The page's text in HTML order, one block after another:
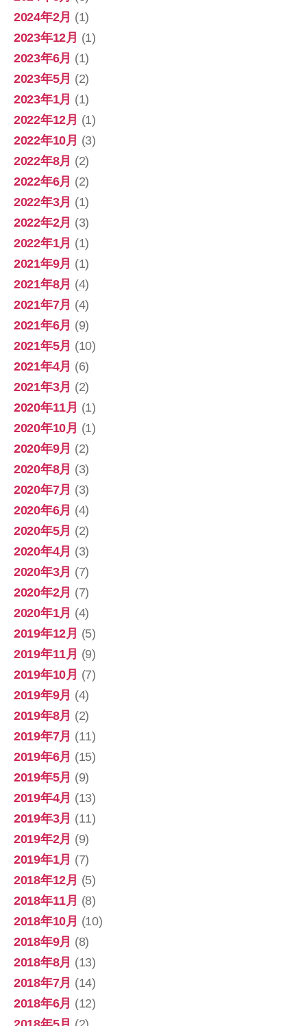
2024年2月 (1)
2023年12月 (1)
2023年6月 (1)
2023年5月 (2)
2023年1月 (1)
2022年12月 (1)
2022年10月 (3)
2022年8月 (2)
2022年6月 (2)
2022年3月 (1)
2022年2月 (3)
2022年1月 (1)
2021年9月 (1)
2021年8月 (4)
2021年7月 (4)
2021年6月 (9)
2021年5月 (10)
2021年4月 (6)
2021年3月 (2)
2020年11月 (1)
2020年10月 (1)
2020年9月 (2)
2020年8月 (3)
2020年7月 (3)
2020年6月 (4)
2020年5月 (2)
2020年4月 (3)
2020年3月 (7)
2020年2月 (7)
2020年1月 (4)
2019年12月 (5)
2019年11月 (9)
2019年10月 (7)
2019年9月 (4)
2019年8月 (2)
2019年7月 (11)
2019年6月 (15)
2019年5月 (9)
2019年4月 (13)
2019年3月 (11)
2019年2月 (9)
2019年1月 (7)
2018年12月 (5)
2018年11月 (8)
2018年10月 (10)
2018年9月 (8)
2018年8月 (13)
2018年7月 (14)
2018年6月 (12)